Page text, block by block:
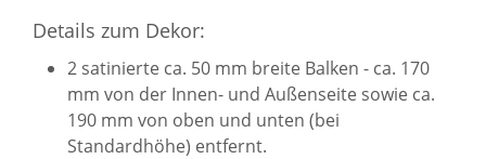
Details zum Dekor:
2 satinierte ca. 50 mm breite Balken - ca. 170
mm von der Innen- und Außenseite sowie ca.
190 mm von oben und unten (bei
Standardhöhe) entfernt.